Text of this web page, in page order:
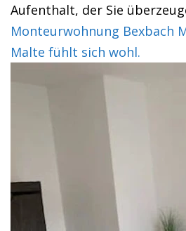
Aufenthalt, der Sie
Monteurwohnung Bexbach
Malte fühlt sich wohl.